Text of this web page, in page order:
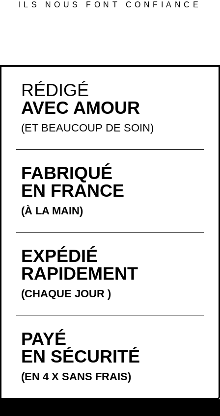
ILS NOUS FONT CONFIANCE
RÉDIGÉ
AVEC AMOUR
(ET BEAUCOUP DE SOIN)
FABRIQUÉ
EN FRANCE
(À LA MAIN)
EXPÉDIÉ
RAPIDEMENT
(CHAQUE JOUR )
PAYÉ
EN SÉCURITÉ
(EN 4 X SANS FRAIS)